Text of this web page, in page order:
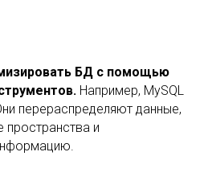
БД с помощью
Например, MySQL
перераспределяют данные,
пространства и